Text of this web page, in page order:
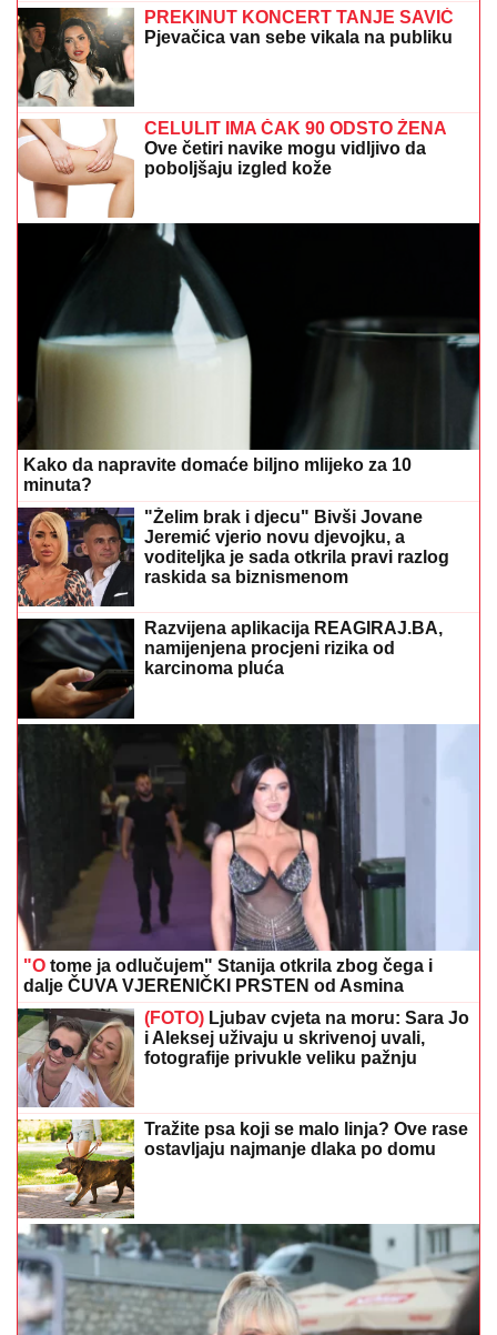
PREKINUT KONCERT TANJE SAVIĆ
Pjevačica van sebe vikala na publiku
CELULIT IMA ČAK 90 ODSTO ŽENA
Ove četiri navike mogu vidljivo da
poboljšaju izgled kože
Kako da napravite domaće biljno mlijeko za 10
minuta?
"Želim brak i djecu" Bivši Jovane
Jeremić vjerio novu djevojku, a
voditeljka je sada otkrila pravi razlog
raskida sa biznismenom
Razvijena aplikacija REAGIRAJ.BA,
namijenjena procjeni rizika od
karcinoma pluća
"O tome ja odlučujem" Stanija otkrila zbog čega i
dalje ČUVA VJERENIČKI PRSTEN od Asmina
(FOTO) Ljubav cvjeta na moru: Sara Jo
i Aleksej uživaju u skrivenoj uvali,
fotografije privukle veliku pažnju
Tražite psa koji se malo linja? Ove rase
ostavljaju najmanje dlaka po domu